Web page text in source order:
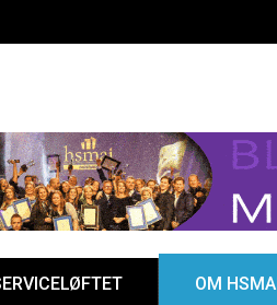
på Clarion Hotel The HUB
OM HSMAI